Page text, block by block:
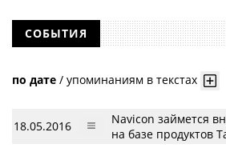
СОБЫТИЯ
по дате / упоминаниям в текстах
18.05.2016
Navicon займется
на базе продуктов